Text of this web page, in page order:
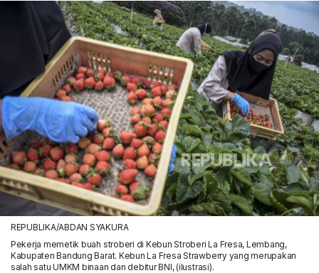
REPUBLIKA/ABDAN SYAKURA
Pekerja memetik buah stroberi di Kebun Stroberi La Fresa, Lembang,
Kabupaten Bandung Barat. Kebun La Fresa Strawberry yang merupakan
salah satu UMKM binaan dan debitur BNI, (ilustrasi).